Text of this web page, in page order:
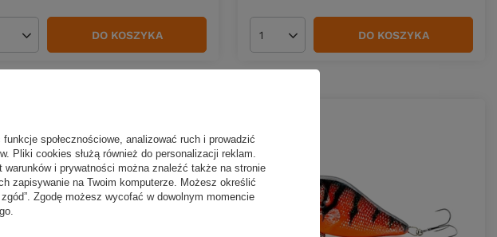
produktów DO KOSZYKA Ilość produktów DO KOSZYKA
społecznościowe, analizować ruch i prowadzić
Pliki cookies służą również do personalizacji reklam.
warunków i prywatności można znaleźć także na stronie
zapisywanie na Twoim komputerze. Możesz określić
Zgodę możesz wycofać w dowolnym momencie